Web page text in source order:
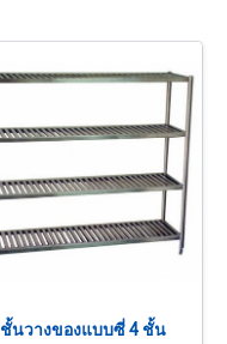
ชั้นวางของแบบซี่ 4 ชั้น